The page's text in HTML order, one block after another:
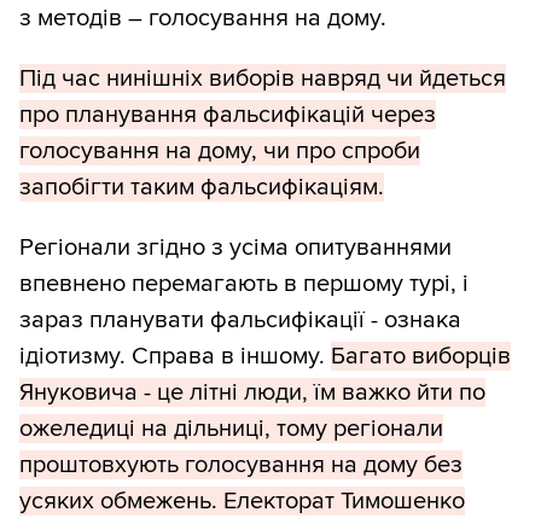
з методів – голосування на дому.
Під час нинішніх виборів навряд чи йдеться
про планування фальсифікацій через
голосування на дому, чи про спроби
запобігти таким фальсифікаціям.
Регіонали згідно з усіма опитуваннями
впевнено перемагають в першому турі, і
зараз планувати фальсифікації - ознака
ідіотизму. Справа в іншому. Багато виборців
Януковича - це літні люди, їм важко йти по
ожеледиці на дільниці, тому регіонали
проштовхують голосування на дому без
усяких обмежень. Електорат Тимошенко